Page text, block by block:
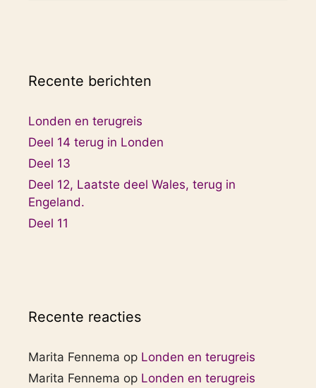
Recente berichten
Londen en terugreis
Deel 14 terug in Londen
Deel 13
Deel 12, Laatste deel Wales, terug in
Engeland.
Deel 11
Recente reacties
Marita Fennema op Londen en terugreis
Marita Fennema op Londen en terugreis